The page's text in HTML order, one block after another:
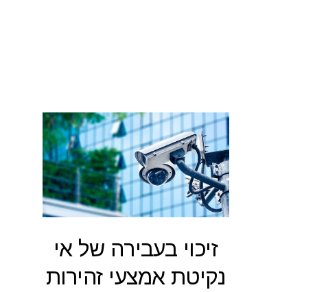
זיכוי בעבירה של אי
נקיטת אמצעי זהירות